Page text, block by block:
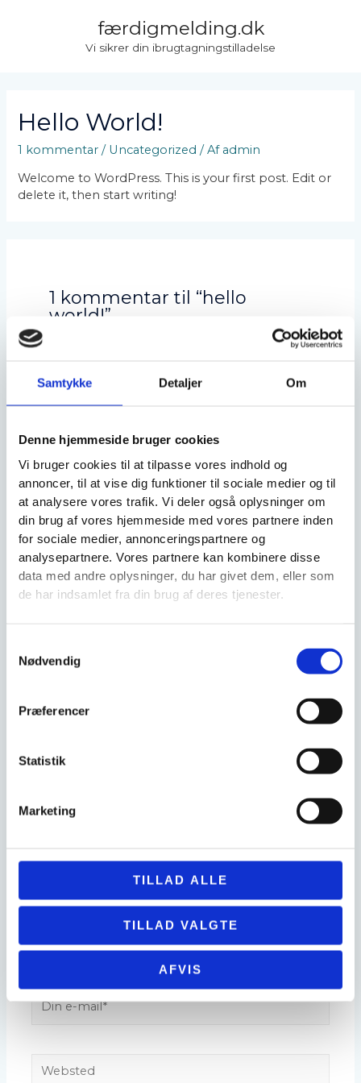
Samtykke Detaljer Om
Denne hjemmeside bruger cookies
Vi bruger cookies til at tilpasse vores indhold og
annoncer, til at vise dig funktioner til sociale medier og til
at analysere vores trafik. Vi deler også oplysninger om
din brug af vores hjemmeside med vores partnere inden
for sociale medier, annonceringspartnere og
analysepartnere. Vores partnere kan kombinere disse
data med andre oplysninger, du har givet dem, eller som
de har indsamlet fra din brug af deres tjenester.
Nødvendig
Præferencer
Statistik
Marketing
TILLAD ALLE
TILLAD VALGTE
AFVIS
færdigmelding.dk
Vi sikrer din ibrugtagningstilladelse
Hello World!
1 kommentar / Uncategorized / Af admin
Welcome to WordPress. This is your first post. Edit or
delete it, then start writing!
1 kommentar til “hello
world!”
Hi, this is a comment.
To get started with moderating, editing, and
deleting comments, please visit the Comments
screen in the dashboard.
Commenter avatars come fromGravatar
Svar
Krævede felter er markeret med
her..
navn*
e-
mail*